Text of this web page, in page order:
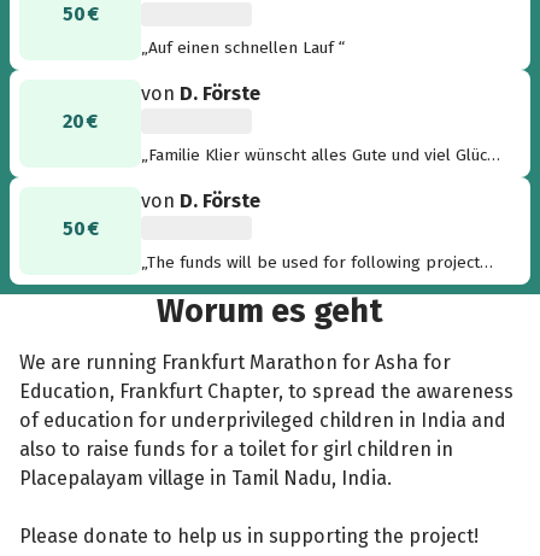
50 €
„Auf einen schnellen Lauf “
20 €
von D. Förste
„Familie Klier wünscht alles Gute und viel Glück
50 €
von D. Förste
„The funds will be used for following projects:
- Constructing girl's toielte in placepalayam
school : € 1500 - Constructing girl's toielte in
placepalayam school : € 1500 - Repairing
toilets in CSI school in Chennai : € 500 -
Repairing the kitchen in CSI school i Chennai :
€ 750 All other fundraising pages along with
runners information are provided by
betterplace.org:
http://www.ashanet.org/frankfurt/teamasha/s
Worum es geht
We are running Frankfurt Marathon for Asha for
Education, Frankfurt Chapter, to spread the awareness
of education for underprivileged children in India and
also to raise funds for a toilet for girl children in
Placepalayam village in Tamil Nadu, India.
Please donate to help us in supporting the project!